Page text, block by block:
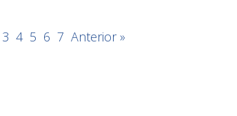
3 4 5 6 7 Anterior »